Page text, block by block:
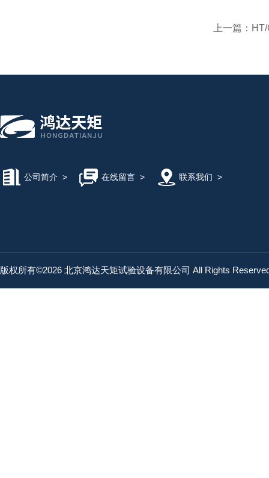
上一篇：
公司简介 > 在线留言> 联系我们 >
版权所有©2026 北京鸿达天矩试验设备有限公司 All Rights